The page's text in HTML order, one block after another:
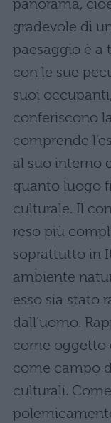
panorama,
gradevole di
paesaggio è
con le sue
suoi
conferiscono
comprende
al suo interno
quanto luogo
culturale. Il
reso più
soprattutto in
ambiente
esso sia stato
dall’uomo.
come oggetto
come campo
culturali.